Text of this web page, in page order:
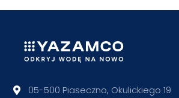
05-500 Piaseczno, Okulickiego 19